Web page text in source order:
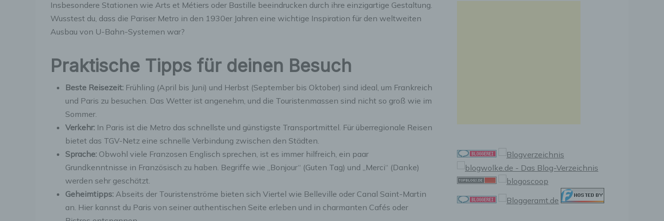
Insbesondere Stationen wie Arts et Métiers oder Bastille beeindrucken durch ihre einzigartige Gestaltung.
Wusstest du, dass die Pariser Metro in den 1930er Jahren eine wichtige Inspiration für den weltweiten
Ausbau von U-Bahn-Systemen war?
Praktische Tipps für deinen Besuch
Beste Reisezeit: Frühling (April bis Juni) und Herbst (September bis Oktober) sind ideal, um Frankreich
und Paris zu besuchen. Das Wetter ist angenehm, und die Touristenmassen sind nicht so groß wie im
Sommer.
Verkehr: In Paris ist die Metro das schnellste und günstigste Transportmittel. Für überregionale Reisen
bietet das TGV-Netz eine schnelle Verbindung zwischen den Städten.
Sprache: Obwohl viele Franzosen Englisch sprechen, ist es immer hilfreich, ein paar
Grundkenntnisse in Französisch zu haben. Begriffe wie „Bonjour“ (Guten Tag) und „Merci“ (Danke)
werden sehr geschätzt.
Geheimtipps: Abseits der Touristenströme bieten sich Viertel wie Belleville oder Canal Saint-Martin
an. Hier kannst du Paris von seiner authentischen Seite erleben und in charmanten Cafés oder
Einschränkung der Verarbeitung ist die Markierung gespeicherter
personenbezogener Daten mit dem Ziel, ihre künftige Verarbeitung
einzuschränken.
Profiling ist jede Art der automatisierten Verarbeitung
personenbezogener Daten, die darin besteht, dass diese
personenbezogenen Daten verwendet werden, um bestimmte
persönliche Aspekte, die sich auf eine natürliche Person beziehen, zu
Zuverlässigkeit, Verhalten, Aufenthaltsort oder Ortswechsel dieser
natürlichen Person zu analysieren oder vorherzusagen.
f) Pseudonymisierung
Pseudonymisierung ist die Verarbeitung personenbezogener Daten in
einer Weise, auf welche die personenbezogenen Daten ohne
Hinzuziehung zusätzlicher Informationen nicht mehr einer spezifischen